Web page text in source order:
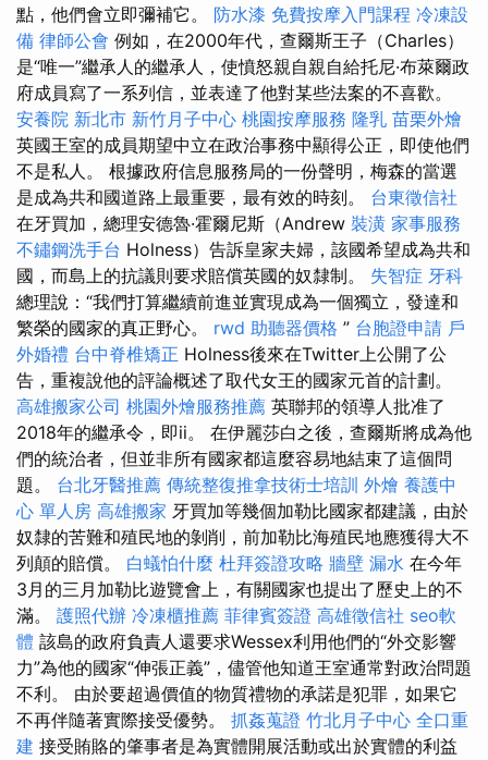
點，他們會立即彌補它。 防水漆 免費按摩入門課程 冷凍設
備 律師公會 例如，在2000年代，查爾斯王子（Charles）
是“唯一”繼承人的繼承人，使憤怒親自親自給托尼·布萊爾政
府成員寫了一系列信，並表達了他對某些法案的不喜歡。
安養院 新北市 新竹月子中心 桃園按摩服務 隆乳 苗栗外燴
英國王室的成員期望中立在政治事務中顯得公正，即使他們
不是私人。 根據政府信息服務局的一份聲明，梅森的當選
是成為共和國道路上最重要，最有效的時刻。 台東徵信社
在牙買加，總理安德魯·霍爾尼斯（Andrew 裝潢 家事服務
不鏽鋼洗手台 Holness）告訴皇家夫婦，該國希望成為共和
國，而島上的抗議則要求賠償英國的奴隸制。 失智症 牙科
總理說：“我們打算繼續前進並實現成為一個獨立，發達和
繁榮的國家的真正野心。 rwd 助聽器價格 ” 台胞證申請 戶
外婚禮 台中脊椎矯正 Holness後來在Twitter上公開了公
告，重複說他的評論概述了取代女王的國家元首的計劃。
高雄搬家公司 桃園外燴服務推薦 英聯邦的領導人批准了
2018年的繼承令，即ii。 在伊麗莎白之後，查爾斯將成為他
們的統治者，但並非所有國家都這麼容易地結束了這個問
題。 台北牙醫推薦 傳統整復推拿技術士培訓 外燴 養護中
心 單人房 高雄搬家 牙買加等幾個加勒比國家都建議，由於
奴隸的苦難和殖民地的剝削，前加勒比海殖民地應獲得大不
列顛的賠償。 白蟻怕什麼 杜拜簽證攻略 牆壁 漏水 在今年
3月的三月加勒比遊覽會上，有關國家也提出了歷史上的不
滿。 護照代辦 冷凍櫃推薦 菲律賓簽證 高雄徵信社 seo軟
體 該島的政府負責人還要求Wessex利用他們的“外交影響
力”為他的國家“伸張正義”，儘管他知道王室通常對政治問題
不利。 由於要超過價值的物質禮物的承諾是犯罪，如果它
不再伴隨著實際接受優勢。 抓姦蒐證 竹北月子中心 全口重
建 接受賄賂的肇事者是為實體開展活動或出於實體的利益